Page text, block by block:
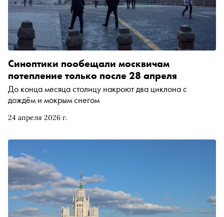
24 апреля 2026 г.
Синоптики пообещали москвичам
потепление только после 28 апреля
До конца месяца столицу накроют два циклона с
дождём и мокрым снегом